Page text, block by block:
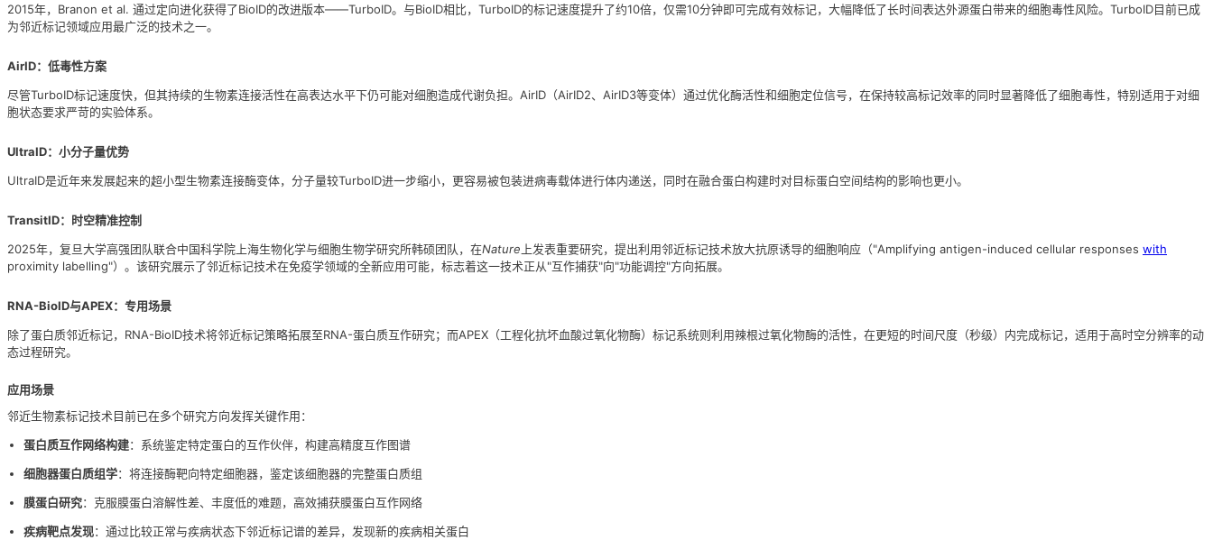
2015年，Branon et al. 通过定向进化获得了BioID的改进版本——TurboID。与BioID相比，TurboID的标记速度提升了约10倍，仅需10分钟即可完成有效标记，大幅降低了长时间表达外源蛋白带来的细胞毒性风险。TurboID目前已成
为邻近标记领域应用最广泛的技术之一。
AirID：低毒性方案
尽管TurboID标记速度快，但其持续的生物素连接活性在高表达水平下仍可能对细胞造成代谢负担。AirID（AirID2、AirID3等变体）通过优化酶活性和细胞定位信号，在保持较高标记效率的同时显著降低了细胞毒性，特别适用于对细
胞状态要求严苛的实验体系。
UltraID：小分子量优势
UltraID是近年来发展起来的超小型生物素连接酶变体，分子量较TurboID进一步缩小，更容易被包装进病毒载体进行体内递送，同时在融合蛋白构建时对目标蛋白空间结构的影响也更小。
TransitID：时空精准控制
2025年，复旦大学高强团队联合中国科学院上海生物化学与细胞生物学研究所韩硕团队，在Nature 上发表重要研究，提出利用邻近标记技术放大抗原诱导的细胞响应（"Amplifying antigen-induced cellular responses with
proximity labelling"）。该研究展示了邻近标记技术在免疫学领域的全新应用可能，标志着这一技术正从"互作捕获"向"功能调控"方向拓展。
RNA-BioID与APEX：专用场景
除了蛋白质邻近标记，RNA-BioID技术将邻近标记策略拓展至RNA-蛋白质互作研究；而APEX（工程化抗坏血酸过氧化物酶）标记系统则利用辣根过氧化物酶的活性，在更短的时间尺度（秒级）内完成标记，适用于高时空分辨率的动
态过程研究。
应用场景
邻近生物素标记技术目前已在多个研究方向发挥关键作用：
蛋白质互作网络构建：系统鉴定特定蛋白的互作伙伴，构建高精度互作图谱
细胞器蛋白质组学：将连接酶靶向特定细胞器，鉴定该细胞器的完整蛋白质组
膜蛋白研究：克服膜蛋白溶解性差、丰度低的难题，高效捕获膜蛋白互作网络
疾病靶点发现：通过比较正常与疾病状态下邻近标记谱的差异，发现新的疾病相关蛋白